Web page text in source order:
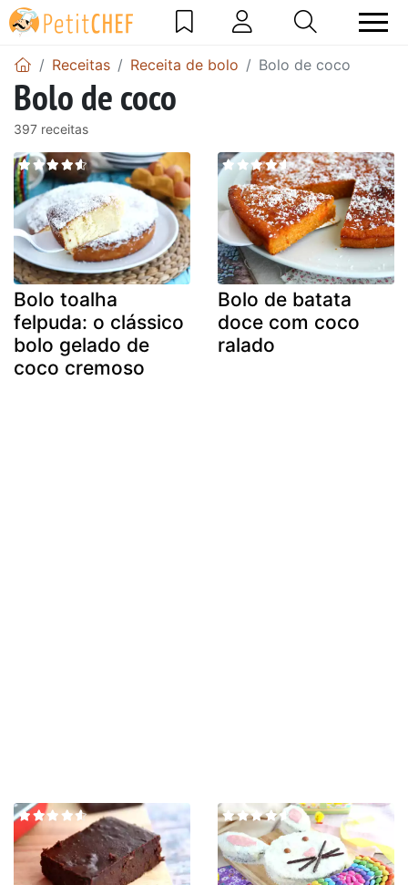
Receitas Receita de bolo Bolo de coco
Bolo de coco
397 receitas
Bolo toalha
felpuda: o clássico
bolo gelado de
coco cremoso
Bolo de batata
doce com coco
ralado